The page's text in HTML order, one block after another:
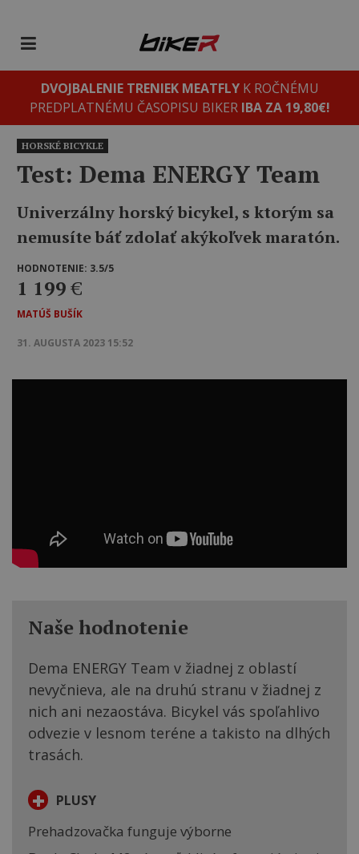
DVOJBALENIE TRENIEK MEATFLYK ROČNÉMU
PREDPLATNÉMU ČASOPISU BIKER IBA ZA 19,80€!
HORSKÉ BICYKLE
Test: Dema ENERGY Team
Univerzálny horský bicykel, s ktorým sa
nemusíte báť zdolať akýkoľvek maratón.
HODNOTENIE: 3.5/5
1 199€
MATÚŠ BUŠÍK
31. AUGUSTA 2023 15:52
Naše hodnotenie
Dema ENERGY Team v žiadnej z oblastí
nevyčnieva, ale na druhú stranu v žiadnej z
nich ani nezaostáva. Bicykel vás spoľahlivo
odvezie v lesnom teréne a takisto na dlhých
trasách.
+ PLUSY
Prehadzovačka funguje výborne